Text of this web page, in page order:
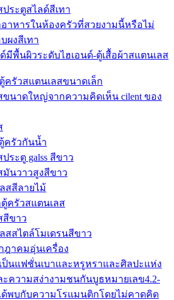
ระตูสไลด์สีเทา
าหารในห้องครัวที่สวยงามนี้หรือไม่
ผงสีเทา
มีพื้นผิวระดับไฮเอนด์-ตู้เสื้อผ้าสแตนเลส
ครัวสแตนเลสขนาดเล็ก
ขนาดใหญ่จากความคิดเห็น cilent ของ
ครัวกันน้ำ
ระตู galss สีขาว
มันวาวสูงสีขาว
สสีลายไม้
ครัวสแตนเลส
สีขาว
สสไตล์โมเดรนสีขาว
ฎาคมอุ่นเครื่อง
นแฟชั่นเบาและหรูหราและศิลปะแห่ง
ะความสง่างามชนกันบูธหมายเลข4.2-
พบกับความโรแมนติกโดยไม่คาดคิด